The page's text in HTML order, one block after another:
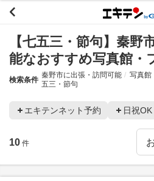
【七五三・節句】秦野
能なおすすめ写真館・
検索条件
秦野市に出張・訪問可能 写真館
五三・節句
エキテンネット予約 日祝OK
10 件